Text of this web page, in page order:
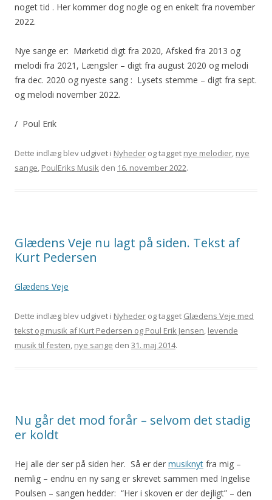
noget tid . Her kommer dog nogle og en enkelt fra november
2022.
Nye sange er: Mørketid digt fra 2020, Afsked fra 2013 og
melodi fra 2021, Længsler – digt fra august 2020 og melodi
fra dec. 2020 og nyeste sang : Lysets stemme – digt fra sept.
og melodi november 2022.
/ Poul Erik
Dette indlæg blev udgivet i Nyheder og tagget nye melodier, nye
sange, PoulEriks Musik den 16. november 2022.
Glædens Veje nu lagt på siden. Tekst af
Kurt Pedersen
Glædens Veje
Dette indlæg blev udgivet i Nyheder og tagget Glædens Veje med
tekst og musik af Kurt Pedersen og Poul Erik Jensen, levende
musik til festen, nye sange den 31. maj 2014.
Nu går det mod forår – selvom det stadig
er koldt
Hej alle der ser på siden her. Så er der musiknyt fra mig –
nemlig – endnu en ny sang er skrevet sammen med Ingelise
Poulsen – sangen hedder: “Her i skoven er der dejligt” – den